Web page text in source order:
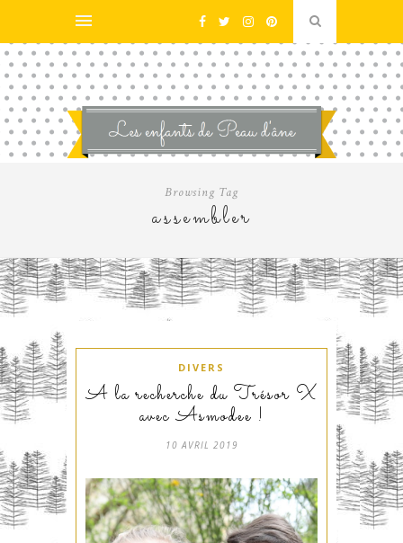
Browsing Tag
assembler
DIVERS
A la recherche du Trésor X
avec Asmodee !
10 AVRIL 2019